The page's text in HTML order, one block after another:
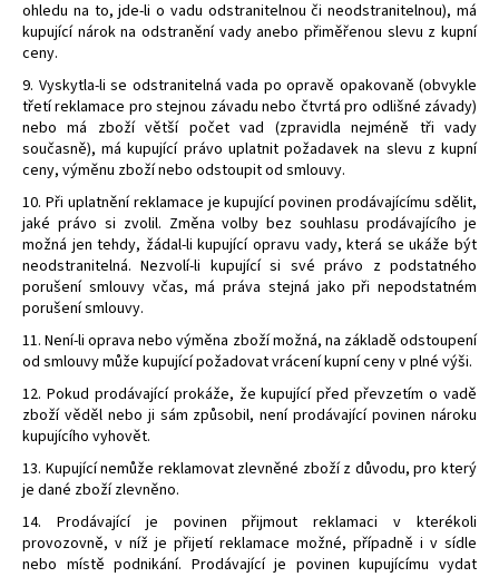
ohledu na to, jde-li o vadu odstranitelnou či neodstranitelnou), má
kupující nárok na odstranění vady anebo přiměřenou slevu z kupní
ceny.
9. Vyskytla-li se odstranitelná vada po opravě opakovaně (obvykle
třetí reklamace pro stejnou závadu nebo čtvrtá pro odlišné závady)
nebo má zboží větší počet vad (zpravidla nejméně tři vady
současně), má kupující právo uplatnit požadavek na slevu z kupní
ceny, výměnu zboží nebo odstoupit od smlouvy.
10. Při uplatnění reklamace je kupující povinen prodávajícímu sdělit,
jaké právo si zvolil. Změna volby bez souhlasu prodávajícího je
možná jen tehdy, žádal-li kupující opravu vady, která se ukáže být
neodstranitelná. Nezvolí-li kupující si své právo z podstatného
porušení smlouvy včas, má práva stejná jako při nepodstatném
porušení smlouvy.
11. Není-li oprava nebo výměna zboží možná, na základě odstoupení
od smlouvy může kupující požadovat vrácení kupní ceny v plné výši.
12. Pokud prodávající prokáže, že kupující před převzetím o vadě
zboží věděl nebo ji sám způsobil, není prodávající povinen nároku
kupujícího vyhovět.
13. Kupující nemůže reklamovat zlevněné zboží z důvodu, pro který
je dané zboží zlevněno.
14. Prodávající je povinen přijmout reklamaci v kterékoli
provozovně, v níž je přijetí reklamace možné, případně i v sídle
nebo místě podnikání. Prodávající je povinen kupujícímu vydat